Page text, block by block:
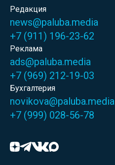
Редакция
news@paluba.media
+7 (911) 196-23-62
Реклама
ads@paluba.media
+7 (969) 212-19-03
Бухгалтерия
novikova@paluba.media
+7 (999) 028-56-78